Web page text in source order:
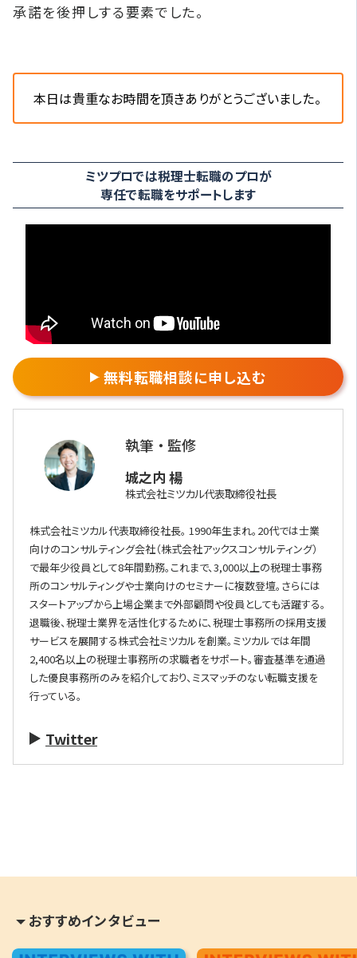
おすすめインタビュー
承諾を後押しする要素でした。
本日は貴重なお時間を頂きありがとうございました。
ミツプロでは税理士転職のプロが
専任で転職をサポートします
無料転職相談に申し込む
執筆 ・ 監修
城之内 楊
株式会社ミツカル代表取締役社長
株式会社ミツカル代表取締役社長。 1990年生まれ。20代では士業
向けのコンサルティング会社（株式会社アックスコンサルティング）
で最年少役員として8年間勤務。これまで、3,000以上の税理士事務
所のコンサルティングや士業向けのセミナーに複数登壇。さらには
スタートアップから上場企業まで外部顧問や役員としても活躍する。
退職後、税理士業界を活性化するために、税理士事務所の採用支援
サービスを展開する株式会社ミツカルを創業。ミツカルでは年間
2,400名以上の税理士事務所の求職者をサポート。審査基準を通過
した優良事務所のみを紹介しており、ミスマッチのない転職支援を
行っている。
Twitter